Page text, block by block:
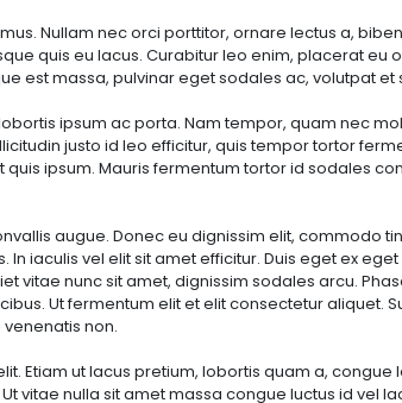
Nullam nec orci porttitor, ornare lectus a,
quis eu lacus. Curabitur leo enim, placerat eu
est massa, pulvinar eget sodales ac, volutpat
ipsum ac porta. Nam tempor, quam nec
justo id leo efficitur, quis tempor tortor
ipsum. Mauris fermentum tortor id sodales
augue. Donec eu dignissim elit, commodo
In iaculis vel elit sit amet efficitur. Duis eget ex
vitae nunc sit amet, dignissim sodales arcu.
Ut fermentum elit et elit consectetur aliquet.
non.
Etiam ut lacus pretium, lobortis quam a, congue
vitae nulla sit amet massa congue luctus id vel